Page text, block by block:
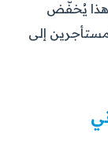
هذا يُخفّض
إلى